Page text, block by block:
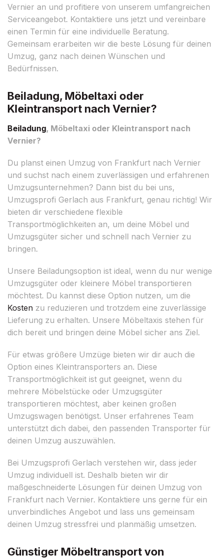
Vernier an und profitiere von unserem umfangreichen
Serviceangebot. Kontaktiere uns jetzt und vereinbare
einen Termin für eine individuelle Beratung.
Gemeinsam erarbeiten wir die beste Lösung für deinen
Umzug, ganz nach deinen Wünschen und
Bedürfnissen.
Beiladung, Möbeltaxi oder
Kleintransport nach Vernier?
Beiladung, Möbeltaxi oder Kleintransport nach
Vernier?
Du planst einen Umzug von Frankfurt nach Vernier
und suchst nach einem zuverlässigen und erfahrenen
Umzugsunternehmen? Dann bist du bei uns,
Umzugsprofi Gerlach aus Frankfurt, genau richtig! Wir
bieten dir verschiedene flexible
Transportmöglichkeiten an, um deine Möbel und
Umzugsgüter sicher und schnell nach Vernier zu
bringen.
Unsere Beiladungsoption ist ideal, wenn du nur wenige
Umzugsgüter oder kleinere Möbel transportieren
möchtest. Du kannst diese Option nutzen, um die
Kosten zu reduzieren und trotzdem eine zuverlässige
Lieferung zu erhalten. Unsere Möbeltaxis stehen für
dich bereit und bringen deine Möbel sicher ans Ziel.
Für etwas größere Umzüge bieten wir dir auch die
Option eines Kleintransporters an. Diese
Transportmöglichkeit ist gut geeignet, wenn du
mehrere Möbelstücke oder Umzugsgüter
transportieren möchtest, aber keinen großen
Umzugswagen benötigst. Unser erfahrenes Team
unterstützt dich dabei, den passenden Transporter für
deinen Umzug auszuwählen.
Bei Umzugsprofi Gerlach verstehen wir, dass jeder
Umzug individuell ist. Deshalb bieten wir dir
maßgeschneiderte Lösungen für deinen Umzug von
Frankfurt nach Vernier. Kontaktiere uns gerne für ein
unverbindliches Angebot und lass uns gemeinsam
deinen Umzug stressfrei und planmäßig umsetzen.
Günstiger Möbeltransport von